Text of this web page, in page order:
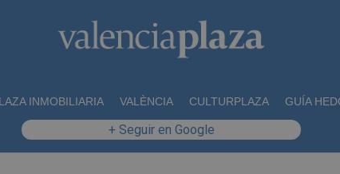
INMOBILIARIA VALÈNCIA CULTURPLAZA GUÍA
+ Seguir en Google